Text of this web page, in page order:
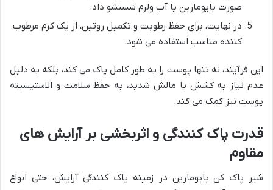
صورت بایومارین یا آب ولرم شستشو داد.
در نهایت، برای حفظ رطوبت و تکمیل روتین، از یک کرم مرطوب
کننده مناسب استفاده می شود.
این فرآیند، نه تنها پوست را به طور کامل پاک می کند، بلکه به دلیل
عدم نیاز به کشش یا مالش شدید، به حفظ سلامت و الاستیسیته
پوست نیز کمک می کند.
قدرت پاک کنندگی و اثربخشی بر آرایش های
مقاوم
شیر پاک کن بایومارین در زمینه پاک کنندگی آرایش، حتی انواع